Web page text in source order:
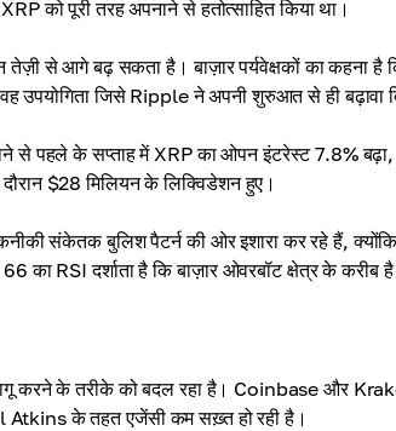
को पूरी तरह अपनाने से हतोत्साहित किया था।
से आगे बढ़ सकता है। बाज़ार पर्यवेक्षकों का कहना है
उपयोगिता जिसे Ripple ने अपनी शुरुआत से ही बढ़ावा
से पहले के सप्ताह में XRP का ओपन इंटरेस्ट 7.8%
दौरान $28 मिलियन के लिक्विडेशन हुए।
संकेतक बुलिश पैटर्न की ओर इशारा कर रहे हैं,
RSI दर्शाता है कि बाज़ार ओवरबॉट क्षेत्र के करीब
करने के तरीके को बदल रहा है। Coinbase और
Atkins के तहत एजेंसी कम सख़्त हो रही है।